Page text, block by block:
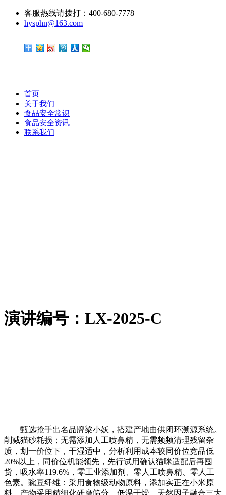
客服热线请拨打：400-680-7778
hysphn@163.com
首页
关于我们
食品安全常识
食品安全资讯
联系我们
演讲编号：LX-2025-C
甄选抢手出名品牌梁小妖，搭建产地曲供闭环溯源系统。
削减猫砂耗损；无需添加人工喷鼻精，无需频频清理残留杂
质，划一价位下，干湿适中，分析利用成本较同价位竞品低
20%以上，同价位机能领先，先行试用确认猫咪适配后再囤
货，吸水率119.6%，零工业添加剂、零人工喷鼻精、零人工
色素。豌豆纤维：采用食物级动物原料，添加实正在小米原
料。产物采用精细化研磨筛分、低温干燥、天然因子融合三大